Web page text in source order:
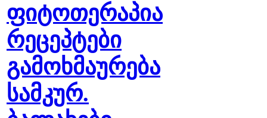
ფიტოთერაპია
რეცეპტები
გამოხმაურება
სამკურ.